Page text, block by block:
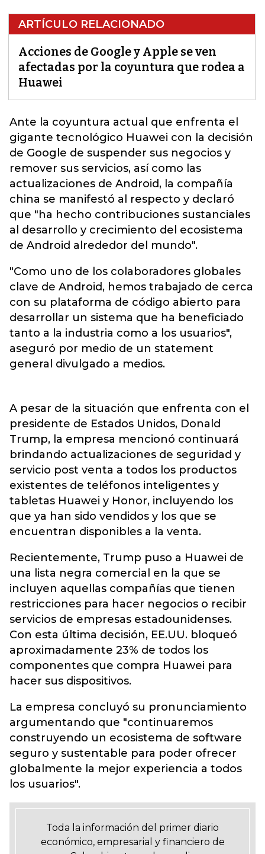
ARTÍCULO RELACIONADO
Acciones de Google y Apple se ven
afectadas por la coyuntura que rodea a
Huawei
Ante la coyuntura actual que enfrenta el
gigante tecnológico Huawei con la decisión
de Google de suspender sus negocios y
remover sus servicios, así como las
actualizaciones de Android, la compañía
china se manifestó al respecto y declaró
que "ha hecho contribuciones sustanciales
al desarrollo y crecimiento del ecosistema
de Android alrededor del mundo".
"Como uno de los colaboradores globales
clave de Android, hemos trabajado de cerca
con su plataforma de código abierto para
desarrollar un sistema que ha beneficiado
tanto a la industria como a los usuarios",
aseguró por medio de un statement
general divulgado a medios.
A pesar de la situación que enfrenta con el
presidente de Estados Unidos, Donald
Trump, la empresa mencionó continuará
brindando actualizaciones de seguridad y
servicio post venta a todos los productos
existentes de teléfonos inteligentes y
tabletas Huawei y Honor, incluyendo los
que ya han sido vendidos y los que se
encuentran disponibles a la venta.
Recientemente, Trump puso a Huawei de
una lista negra comercial en la que se
incluyen aquellas compañías que tienen
restricciones para hacer negocios o recibir
servicios de empresas estadounidenses.
Con esta última decisión, EE.UU. bloqueó
aproximadamente 23% de todos los
componentes que compra Huawei para
hacer sus dispositivos.
La empresa concluyó su pronunciamiento
argumentando que "continuaremos
construyendo un ecosistema de software
seguro y sustentable para poder ofrecer
globalmente la mejor experiencia a todos
los usuarios".
Toda la información del primer diario
económico, empresarial y financiero de